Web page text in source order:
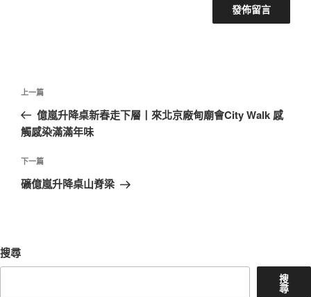
文
導
覽
上
一
篇
章
上一篇
億嵐升降桌新春走下層丨來北京廠甸廟會City Walk 感
觸感染滿滿年味
下
一
下一篇
礦億嵐升降桌山脊梁
搜尋
搜
尋